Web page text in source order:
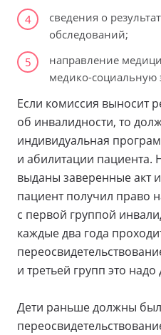
4
сведения о
обследований;
5
направление
медико-социальную
Если комиссия выносит
об инвалидности, то
индивидуальная
и абилитации пациента.
выданы заверенные акт
пациент получил право
с первой группой
каждые два года
и третьей групп это надо
Дети раньше должны